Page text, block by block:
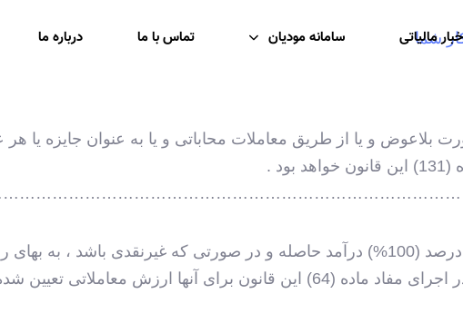
مالیاتی سامانه مودیان تماس با ما درباره ما
و یا از طریق معاملات محاباتی و یا به عنوان جایزه یا هر
.
درآمد مشمول مالیات موضوع این فصل عبارت است از صددرصد (100%) درآمد حاصله و در صورتی که
مقررات این قانون تقویم می‌شود مگر در مورد املاکی که در اجرای مفاد ماده (64) این قانون